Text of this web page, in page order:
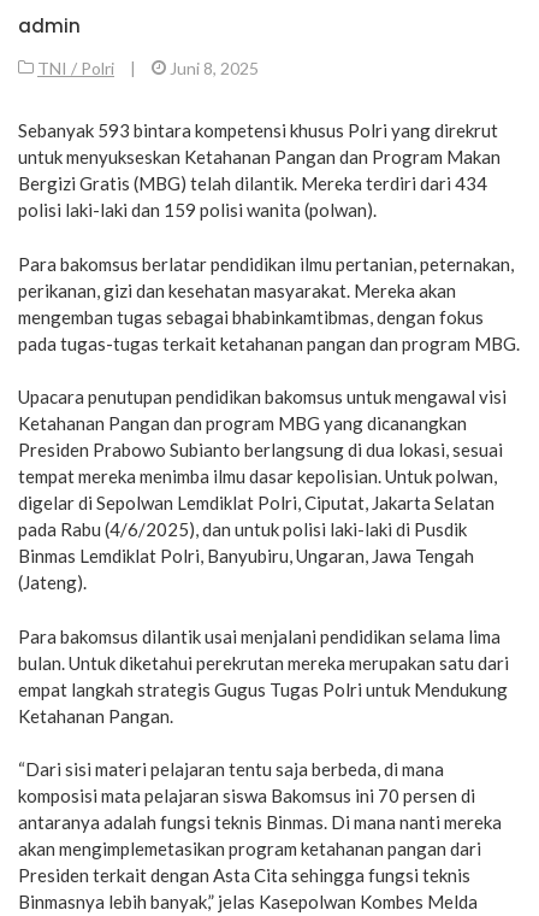
admin
TNI / Polri | Juni 8, 2025
Sebanyak 593 bintara kompetensi khusus Polri yang direkrut
untuk menyukseskan Ketahanan Pangan dan Program Makan
Bergizi Gratis (MBG) telah dilantik. Mereka terdiri dari 434
polisi laki-laki dan 159 polisi wanita (polwan).
Para bakomsus berlatar pendidikan ilmu pertanian, peternakan,
perikanan, gizi dan kesehatan masyarakat. Mereka akan
mengemban tugas sebagai bhabinkamtibmas, dengan fokus
pada tugas-tugas terkait ketahanan pangan dan program MBG.
Upacara penutupan pendidikan bakomsus untuk mengawal visi
Ketahanan Pangan dan program MBG yang dicanangkan
Presiden Prabowo Subianto berlangsung di dua lokasi, sesuai
tempat mereka menimba ilmu dasar kepolisian. Untuk polwan,
digelar di Sepolwan Lemdiklat Polri, Ciputat, Jakarta Selatan
pada Rabu (4/6/2025), dan untuk polisi laki-laki di Pusdik
Binmas Lemdiklat Polri, Banyubiru, Ungaran, Jawa Tengah
(Jateng).
Para bakomsus dilantik usai menjalani pendidikan selama lima
bulan. Untuk diketahui perekrutan mereka merupakan satu dari
empat langkah strategis Gugus Tugas Polri untuk Mendukung
Ketahanan Pangan.
“Dari sisi materi pelajaran tentu saja berbeda, di mana
komposisi mata pelajaran siswa Bakomsus ini 70 persen di
antaranya adalah fungsi teknis Binmas. Di mana nanti mereka
akan mengimplemetasikan program ketahanan pangan dari
Presiden terkait dengan Asta Cita sehingga fungsi teknis
Binmasnya lebih banyak,” jelas Kasepolwan Kombes Melda